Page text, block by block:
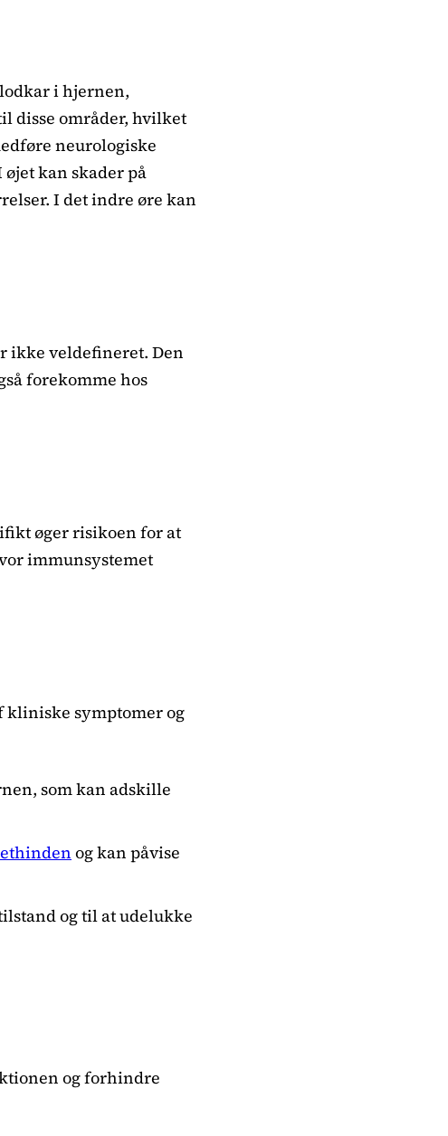
i hjernen,
disse områder, hvilket
neurologiske
kan skader på
I det indre øre kan
ikke veldefineret. Den
forekomme hos
øger risikoen for at
immunsystemet
kliniske symptomer og
som kan adskille
og kan påvise
og til at udelukke
og forhindre